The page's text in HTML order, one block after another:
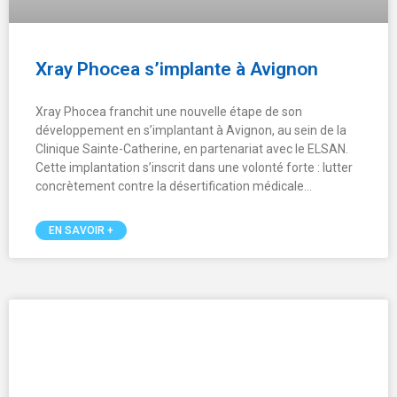
Xray Phocea s’implante à Avignon
Xray Phocea franchit une nouvelle étape de son
développement en s’implantant à Avignon, au sein de la
Clinique Sainte-Catherine, en partenariat avec le ELSAN.
Cette implantation s’inscrit dans une volonté forte : lutter
concrètement contre la désertification médicale…
EN SAVOIR +